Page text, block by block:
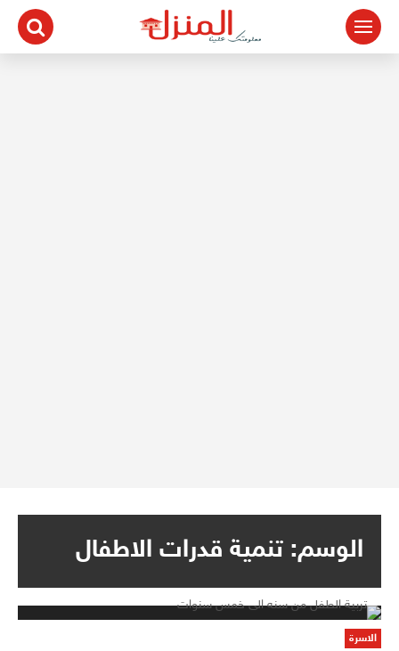
التجاوز
المحتوى
الوسم: تنمية قدرات الاطفال
الاسرة